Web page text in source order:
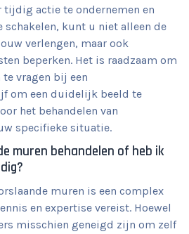
tijdig actie te ondernemen en
kunt u niet alleen de
verlengen, maar ook
beperken. Het is raadzaam om
te vragen bij een
om een duidelijk beeld te
het behandelen van
specifieke situatie.
muren behandelen of heb ik
muren is een complex
en expertise vereist. Hoewel
misschien geneigd zijn om zelf